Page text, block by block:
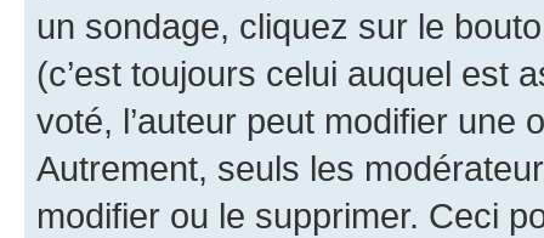
un sondage, cliquez sur le
(c’est toujours celui auquel est
voté, l’auteur peut modifier une
Autrement, seuls les
modifier ou le supprimer. Ceci